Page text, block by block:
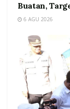
Buatan,
6 AGU 2026